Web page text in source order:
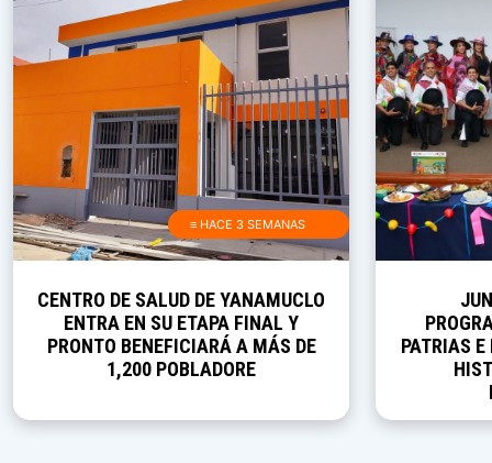
≡ HACE 3 SEMANAS
JUNÍN PRESENTA SU
PROGRAMACIÓN DE FIESTAS
PATRIAS E INVITA A DESCUBRIR SU
HISTORIA, CULTURA Y
AULAS